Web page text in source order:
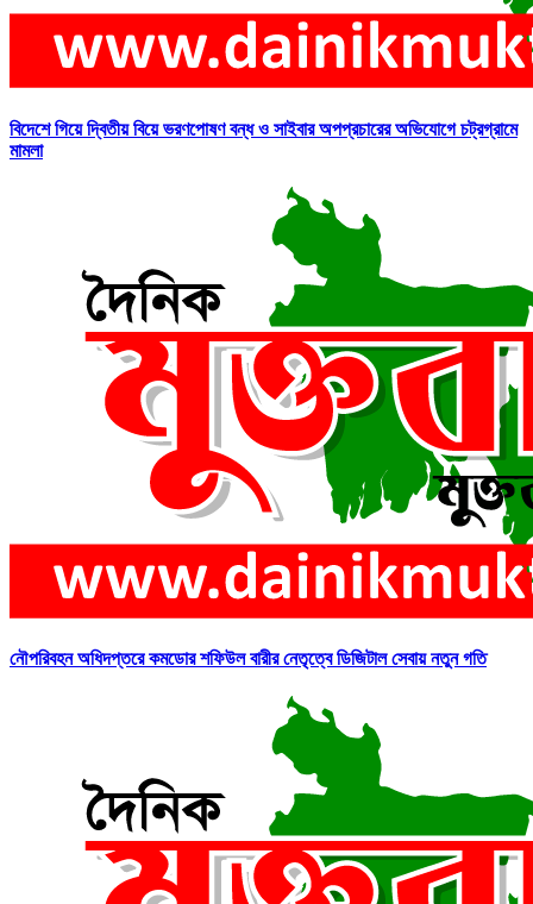
বিদেশে গিয়ে দ্বিতীয় বিয়ে ভরণপোষণ বন্ধ ও সাইবার অপপ্রচারের অভিযোগে চট্রগ্রামে
মামলা
নৌপরিবহন অধিদপ্তরে কমডোর শফিউল বারীর নেতৃত্বে ডিজিটাল সেবায় নতুন গতি